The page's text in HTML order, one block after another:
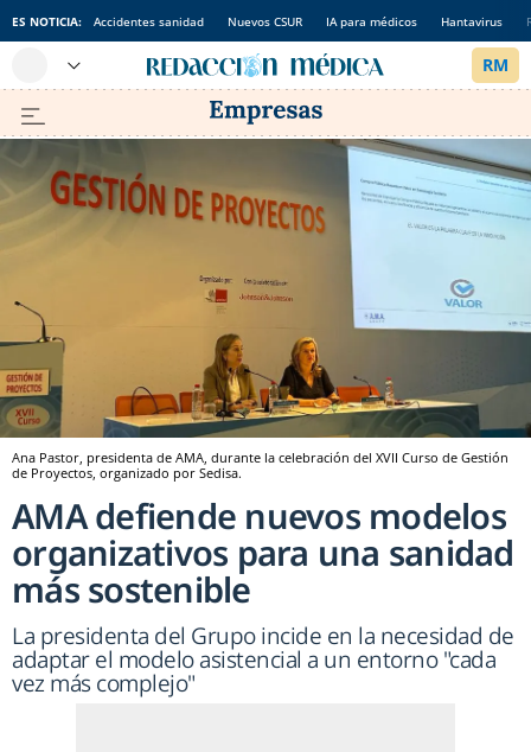
ES NOTICIA: Accidentes sanidad Nuevos CSUR IA para médicos Hantavirus
Ana Pastor, presidenta de AMA, durante la celebración del XVII Curso de Gestión
de Proyectos, organizado por Sedisa.
AMA defiende nuevos modelos
organizativos para una sanidad
más sostenible
La presidenta del Grupo incide en la necesidad de
adaptar el modelo asistencial a un entorno "cada
vez más complejo"